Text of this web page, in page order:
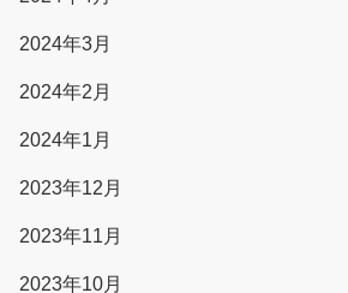
2024年3月
2024年2月
2024年1月
2023年12月
2023年11月
2023年10月